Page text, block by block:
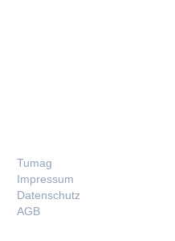
Tumag
Impressum
Datenschutz
AGB